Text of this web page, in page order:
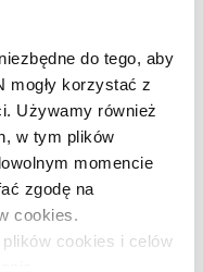
do tego, aby
mogły korzystać z
Używamy również
w tym plików
momencie
zgodę na
cookies.
cookies i celów
także zadbać
spotkania.
lub pilota do
i zabiera czas.
uczestników,
czasie.
że jest to często